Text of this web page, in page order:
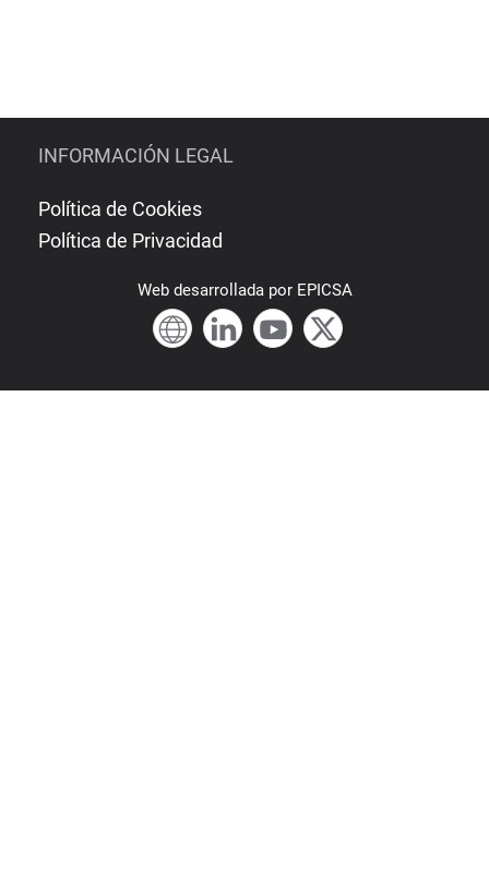
INFORMACIÓN LEGAL
Política de Cookies
Política de Privacidad
Webdesarrollada por EPICSA